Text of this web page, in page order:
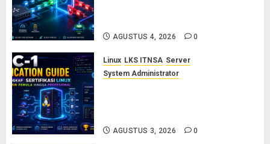
AGUSTUS 4, 2026 0
Linux LKS ITNSA Server
System Administrator
AGUSTUS 3, 2026 0